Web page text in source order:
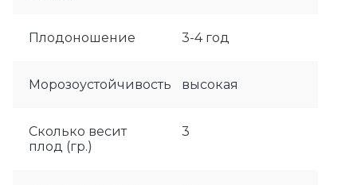
Плодоношение 3-4 год
Морозоустойчивость высокая
Сколько весит
плод (гр.)
3